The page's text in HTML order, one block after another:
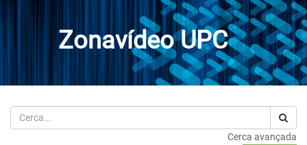
Zonavídeo UPC
Cerca
Cerca avançada